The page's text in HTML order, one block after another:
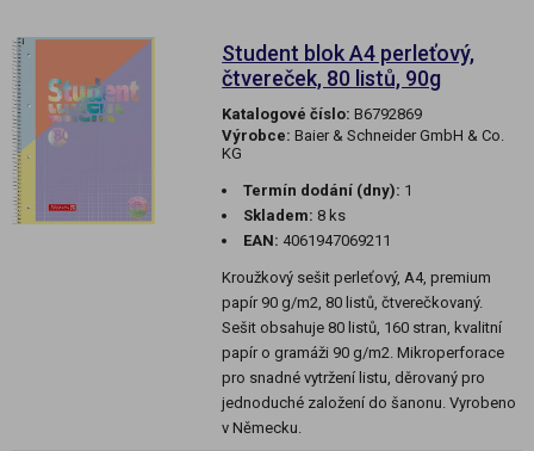
Student blok A4 perleťový,
čtvereček, 80 listů, 90g
Katalogové číslo: B6792869
Výrobce: Baier & Schneider GmbH & Co.
KG
Termín dodání (dny): 1
Skladem: 8 ks
EAN: 4061947069211
Kroužkový sešit perleťový, A4, premium
papír 90 g/m2, 80 listů, čtverečkovaný.
Sešit obsahuje 80 listů, 160 stran, kvalitní
papír o gramáži 90 g/m2. Mikroperforace
pro snadné vytržení listu, děrovaný pro
jednoduché založení do šanonu. Vyrobeno
v Německu.